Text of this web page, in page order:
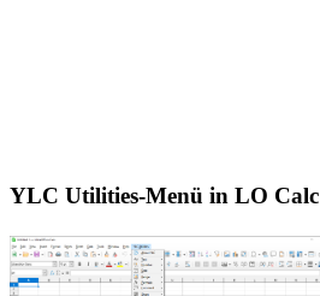
YLC Utilities-Menü in LO Calc